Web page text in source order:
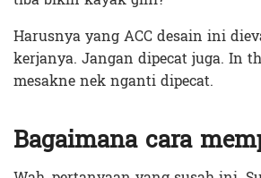
Harusnya yang ACC desain ini
kerjanya. Jangan dipecat juga. In
mesakne nek nganti dipecat.
Bagaimana cara